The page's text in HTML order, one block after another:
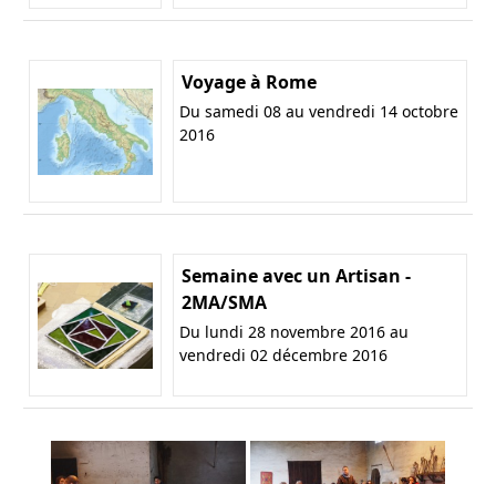
Voyage à Rome
Du samedi 08 au vendredi 14 octobre
2016
Semaine avec un Artisan -
2MA/SMA
Du lundi 28 novembre 2016 au
vendredi 02 décembre 2016